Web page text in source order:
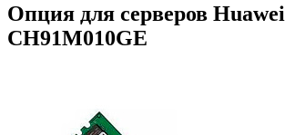
Опция для серверов Huawei
CH91M010GE